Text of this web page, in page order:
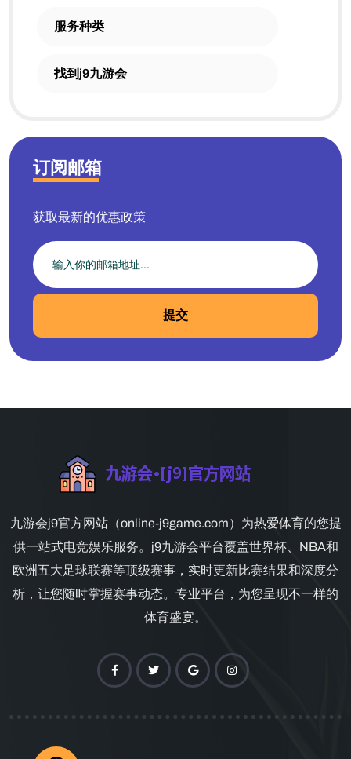
服务种类
找到j9九游会
订阅邮箱
获取最新的优惠政策
提交
九游会j9官方网站（online-j9game.com）为热爱体育的您提
供一站式电竞娱乐服务。j9九游会平台覆盖世界杯、NBA和
欧洲五大足球联赛等顶级赛事，实时更新比赛结果和深度分
析，让您随时掌握赛事动态。专业平台，为您呈现不一样的
体育盛宴。